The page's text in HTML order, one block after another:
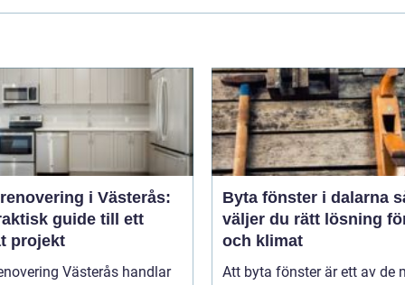
i Västerås:
guide till ett
projekt
Västerås handlar
Byta fönster i dalarna så
väljer du rätt lösning
och klimat
Att byta fönster är ett av de